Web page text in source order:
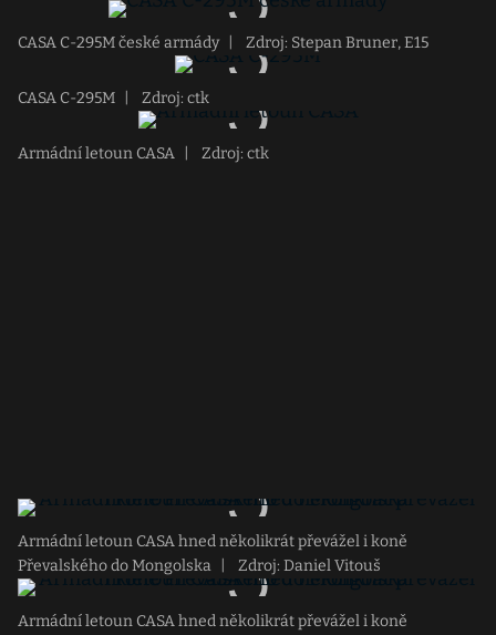
CASA C-295M české armády Zdroj: Stepan Bruner, E15
CASA C-295M Zdroj: ctk
Armádní letoun CASA Zdroj: ctk
Armádní letoun CASA hned několikrát převážel i koně
Převalského do Mongolska
Zdroj: Daniel Vitouš
Armádní letoun CASA hned několikrát převážel i koně